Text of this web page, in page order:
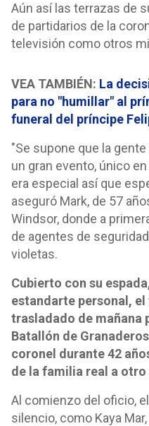
Aún así las terrazas de
de partidarios de la
televisión como otros
VEA TAMBIÉN: La
para no "humillar" al
funeral del príncipe
"Se supone que la
un gran evento, único
era especial así que
aseguró Mark, de 57
Windsor, donde a
de agentes de
violetas.
Cubierto con su
estandarte personal,
trasladado de mañana
Batallón de
coronel durante 42
de la familia real a
Al comienzo del oficio,
silencio, como Kaya